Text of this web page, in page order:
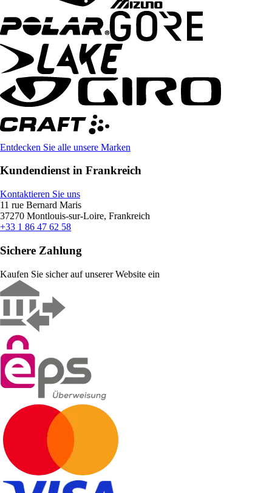
Entdecken Sie alle unsere Marken
Kundendienst in Frankreich
Kontaktieren Sie uns
11 rue Bernard Maris
37270 Montlouis-sur-Loire, Frankreich
+33 1 86 47 62 58
Sichere Zahlung
Kaufen Sie sicher auf unserer Website ein